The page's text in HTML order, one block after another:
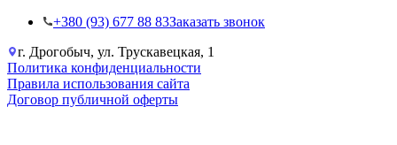
+38‎0 (93) 677 88 83Заказать звонок
г. Дрогобыч, ул. Трускавецкая, 1
Политика конфиденциальности
Правила использования сайта
Договор публичной оферты